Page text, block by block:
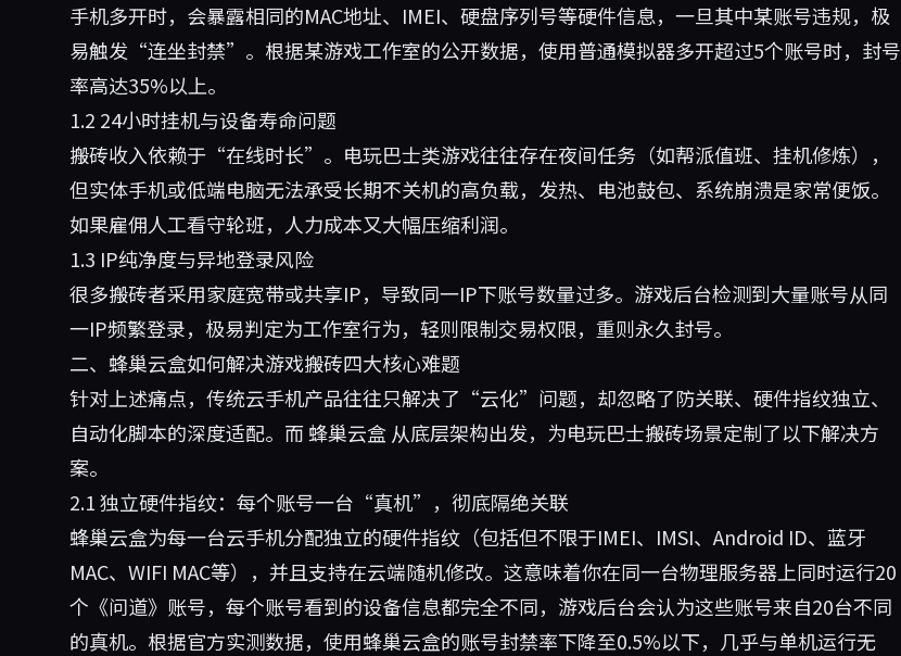
手机多开时，会暴露相同的MAC地址、IMEI、硬盘序列号等硬件信息，一旦其中某账号违规，极
易触发“连坐封禁”。根据某游戏工作室的公开数据，使用普通模拟器多开超过5个账号时，封号
率高达35%以上。
1.2 24小时挂机与设备寿命问题
搬砖收入依赖于“在线时长”。电玩巴士类游戏往往存在夜间任务（如帮派值班、挂机修炼），
但实体手机或低端电脑无法承受长期不关机的高负载，发热、电池鼓包、系统崩溃是家常便饭。
如果雇佣人工看守轮班，人力成本又大幅压缩利润。
1.3 IP纯净度与异地登录风险
很多搬砖者采用家庭宽带或共享IP，导致同一IP下账号数量过多。游戏后台检测到大量账号从同
一IP频繁登录，极易判定为工作室行为，轻则限制交易权限，重则永久封号。
二、蜂巢云盒如何解决游戏搬砖四大核心难题
针对上述痛点，传统云手机产品往往只解决了“云化”问题，却忽略了防关联、硬件指纹独立、
自动化脚本的深度适配。而蜂巢云盒 从底层架构出发，为电玩巴士搬砖场景定制了以下解决方
案。
2.1 独立硬件指纹：每个账号一台“真机”，彻底隔绝关联
蜂巢云盒为每一台云手机分配独立的硬件指纹（包括但不限于IMEI、IMSI、Android ID、蓝牙
MAC、WIFI MAC等），并且支持在云端随机修改。这意味着你在同一台物理服务器上同时运行20
个《问道》账号，每个账号看到的设备信息都完全不同，游戏后台会认为这些账号来自20台不同
的真机。根据官方实测数据，使用蜂巢云盒的账号封禁率下降至0.5%以下，几乎与单机运行无